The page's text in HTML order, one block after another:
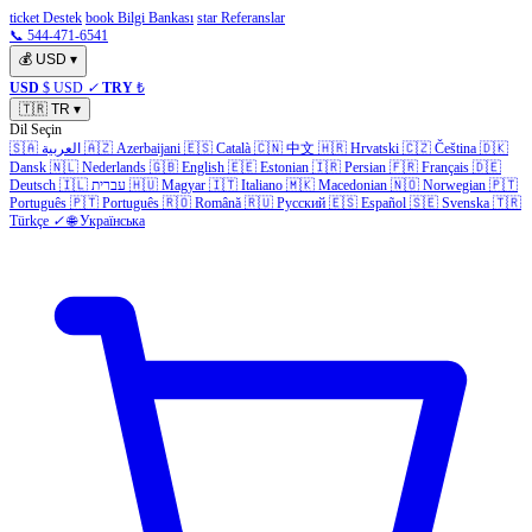
ticket Destek book Bilgi Bankası star Referanslar
📞 544-471-6541
💰 USD ▾
USD $ USD ✓ TRY ₺
🇹🇷 TR ▾
Dil Seçin
🇸🇦 العربية 🇦🇿 Azerbaijani 🇪🇸 Català 🇨🇳 中文 🇭🇷 Hrvatski 🇨🇿 Čeština 🇩🇰
Dansk 🇳🇱 Nederlands 🇬🇧 English 🇪🇪 Estonian 🇮🇷 Persian 🇫🇷 Français 🇩🇪
Deutsch 🇮🇱 עברית 🇭🇺 Magyar 🇮🇹 Italiano 🇲🇰 Macedonian 🇳🇴 Norwegian 🇵🇹
Português 🇵🇹 Português 🇷🇴 Română 🇷🇺 Русский 🇪🇸 Español 🇸🇪 Svenska 🇹🇷
Türkçe ✓ 🌐 Українська